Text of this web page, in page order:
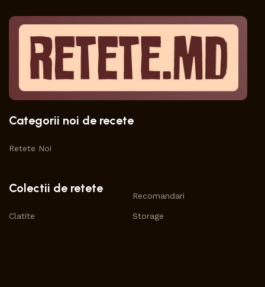
Categorii noi de recete
Retete Noi
Colectii de retete
Clatite
Recomandari
Storage